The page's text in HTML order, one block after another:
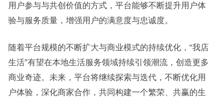
用户参与与共创价值的方式，平台能够不断提升用户体
验与服务质量，增强用户的满意度与忠诚度。
随着平台规模的不断扩大与商业模式的持续优化，“我店
生活”有望在本地生活服务领域持续引领潮流，创造更多
商业奇迹。未来，平台将继续探索与迭代，不断优化用
户体验，深化商家合作，共同构建一个繁荣、共赢的生